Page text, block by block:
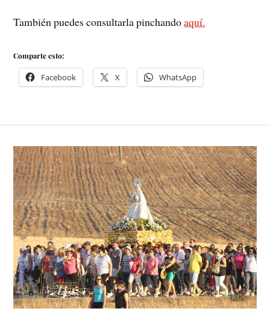
También puedes consultarla pinchandoaquí.
Comparte esto:
Facebook X WhatsApp